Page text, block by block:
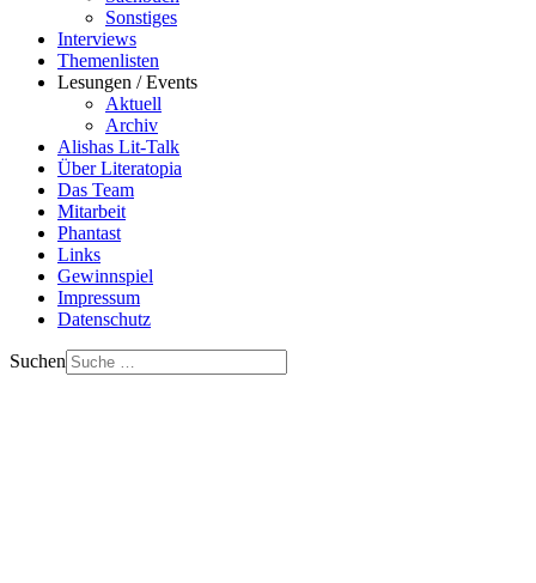
Sonstiges
Interviews
Themenlisten
Lesungen / Events
Aktuell
Archiv
Alishas Lit-Talk
Über Literatopia
Das Team
Mitarbeit
Phantast
Links
Gewinnspiel
Impressum
Datenschutz
Suchen